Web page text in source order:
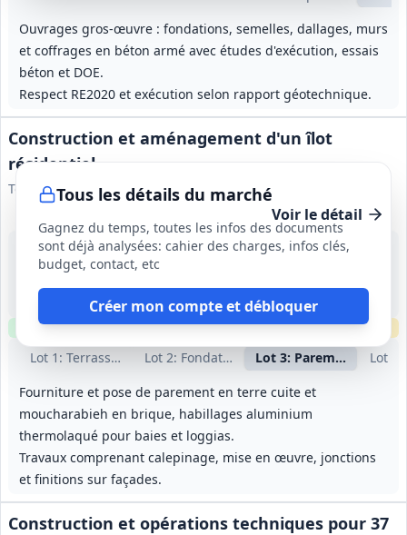
Ouvrages gros‑œuvre : fondations, semelles, dallages, murs
et coffrages en béton armé avec études d'exécution, essais
béton et DOE.
Respect RE2020 et exécution selon rapport géotechnique.
Tous les détails du marché
Gagnez du temps, toutes les infos des documents
sont déjà analysées: cahier des charges, infos clés,
budget, contact, etc
Créer mon compte et débloquer
Construction et aménagement d'un îlot
résidentiel
Toulouse Métropole Habitat
Voir le détail
Lot 1 : Terrassement - VRD
Lot 2: Fondations - Gros œuvre -
Lot 3: Parement deLot
Fourniture et pose de parement en terre cuite et
moucharabieh en brique, habillages aluminium
thermolaqué pour baies et loggias.
Travaux comprenant calepinage, mise en œuvre, jonctions
et finitions sur façades.
21 sept. 2026
Toulouse (31)
Non précisé
Clause environnementale Clause sociale Échantillonsrequis
Construction et opérations techniques pour 37